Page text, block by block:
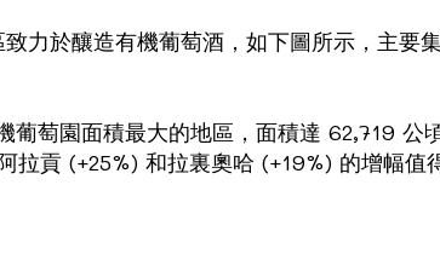
力於釀造有機葡萄酒，如下圖所示，主要
葡萄園面積最大的地區，面積達 62,719 公
貢 (+25%) 和拉裏奧哈 (+19%) 的增幅值